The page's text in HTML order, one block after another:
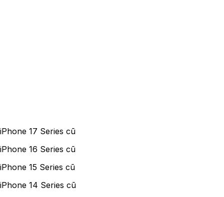
iPhone 17 Series cũ
iPhone 16 Series cũ
iPhone 15 Series cũ
iPhone 14 Series cũ